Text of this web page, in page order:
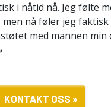
i nåtid nå. Jeg følte
nå føler jeg faktisk
med mannen min
KONTAKT OSS »